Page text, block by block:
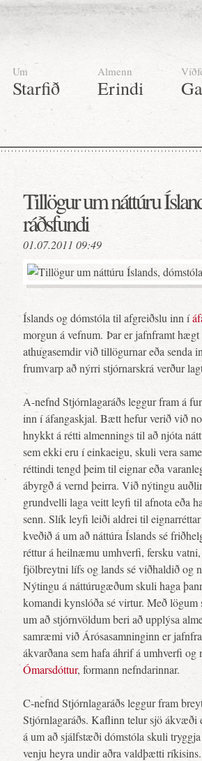
Um
Starfið
Almenn
Erindi
Tillögur um náttúru
ráðsfundi
01.07.2011 09:49
Íslands og dómstóla til afgreiðslu inn í
morgun á vefnum. Þar er jafnframt
athugasemdir við tillögurnar eða
frumvarp að nýrri stjórnarskrá verður
A-nefnd Stjórnlagaráðs leggur fram á
inn í áfangaskjal. Bætt hefur verið við
hnykkt á rétti almennings til að njóta
sem ekki eru í einkaeigu, skuli vera
réttindi tengd þeim til eignar eða
ábyrgð á vernd þeirra. Við nýtingu
grundvelli laga veitt leyfi til afnota eða
senn. Slík leyfi leiði aldrei til
kveðið á um að náttúra Íslands sé
réttur á heilnæmu umhverfi, fersku
fjölbreytni lífs og lands sé viðhaldið og
Nýtingu á náttúrugæðum skuli haga
komandi kynslóða sé virtur. Með
um að stjórnvöldum beri að upplýsa
samræmi við Árósasamninginn er
ákvarðana sem hafa áhrif á umhverfi
Ómarsdóttur, formann nefndarinnar.
C-nefnd Stjórnlagaráðs leggur fram
Stjórnlagaráðs. Kaflinn telur sjö ákvæði
á um að sjálfstæði dómstóla skuli
venju heyra undir aðra valdþætti